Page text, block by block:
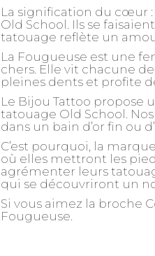
La signification du cœur
Old School. Ils se
tatouage reflète un
La Fougueuse est une
chers. Elle vit chacune
pleines dents et profite
Le Bijou Tattoo propose
tatouage Old School.
dans un bain d’or fin ou
C’est pourquoi, la
où elles mettront les
agrémenter leurs
qui se découvriront un
Si vous aimez la broche
Fougueuse.